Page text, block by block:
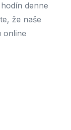
denne
že naše
online